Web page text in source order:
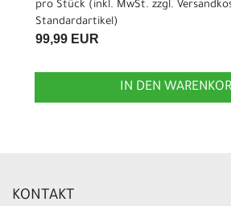
pro Stück (inkl. MwSt. zzgl.
Standardartikel)
99,99 EUR
IN DEN
KONTAKT